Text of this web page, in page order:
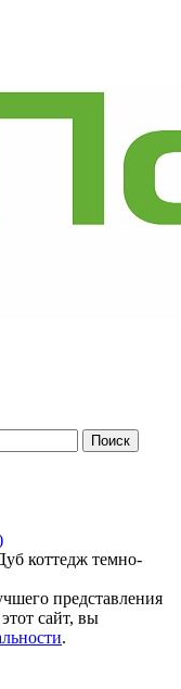
коттедж темно-
представления
сайт, вы
.